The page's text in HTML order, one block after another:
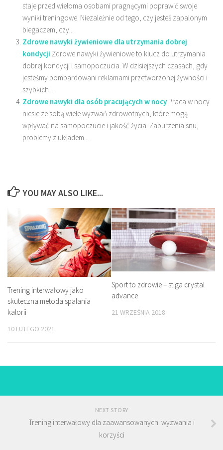
staje przed wieloma osobami pragnącymi poprawić swoje
wyniki treningowe. Niezależnie od tego, czy jesteś zapalonym
biegaczem, czy...
Zdrowe nawyki żywieniowe dla utrzymania dobrej
kondycji Zdrowe nawyki żywieniowe to klucz do utrzymania
dobrej kondycji i samopoczucia. W dzisiejszych czasach, gdy
jesteśmy bombardowani reklamami przetworzonej żywności i
szybkich...
Zdrowe nawyki dla osób pracujących w nocy Praca w nocy
niesie ze sobą wiele wyzwań zdrowotnych, które mogą
wpływać na samopoczucie i jakość życia. Zaburzenia snu,
problemy z układem...
YOU MAY ALSO LIKE...
Trening interwałowy jako
skuteczna metoda spalania
kalorii
10 LUTEGO 2021
Sport to zdrowie – stiga crystal
advance
21 WRZEŚNIA 2018
NEXT STORY
Trening interwałowy dla zaawansowanych: wyzwania i
korzyści